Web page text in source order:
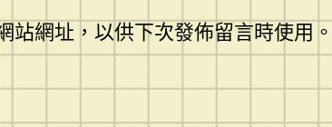
站網址，以供下次發佈留言時使用